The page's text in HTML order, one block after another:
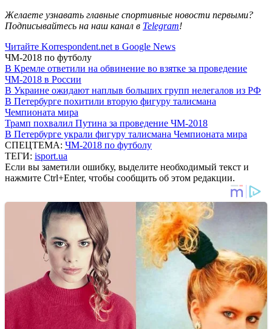
Желаете узнавать главные спортивные новости первыми?
Подписывайтесь на наш канал в Telegram!
Читайте Korrespondent.net в Google News
ЧМ-2018 по футболу
В Кремле ответили на обвинение во взятке за проведение
ЧМ-2018 в России
В Украине ожидают наплыв больших групп нелегалов из РФ
В Петербурге похитили вторую фигуру талисмана
Чемпионата мира
Трамп похвалил Путина за проведение ЧМ-2018
В Петербурге украли фигуру талисмана Чемпионата мира
СПЕЦТЕМА: ЧМ-2018 по футболу
ТЕГИ: isport.ua
Если вы заметили ошибку, выделите необходимый текст и
нажмите Ctrl+Enter, чтобы сообщить об этом редакции.